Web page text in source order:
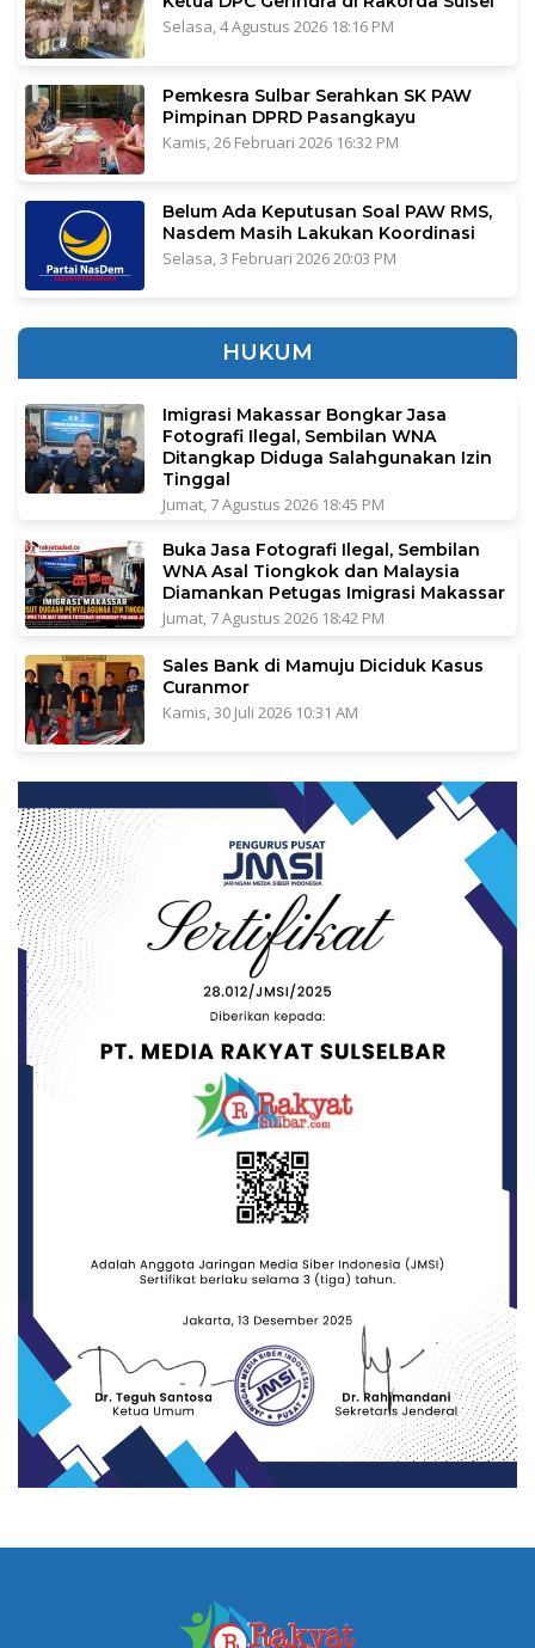
Selasa, 4 Agustus 2026 18:16 PM
Pemkesra Sulbar Serahkan SK PAW
Pimpinan DPRD Pasangkayu
Kamis, 26 Februari 2026 16:32 PM
Belum Ada Keputusan Soal PAW RMS,
Nasdem Masih Lakukan Koordinasi
Selasa, 3 Februari 2026 20:03 PM
HUKUM
Imigrasi Makassar Bongkar Jasa
Fotografi Ilegal, Sembilan WNA
Ditangkap Diduga Salahgunakan Izin
Tinggal
Jumat, 7 Agustus 2026 18:45 PM
Buka Jasa Fotografi Ilegal, Sembilan
WNA Asal Tiongkok dan Malaysia
Diamankan Petugas Imigrasi Makassar
Jumat, 7 Agustus 2026 18:42 PM
Sales Bank di Mamuju Diciduk Kasus
Curanmor
Kamis, 30 Juli 2026 10:31 AM